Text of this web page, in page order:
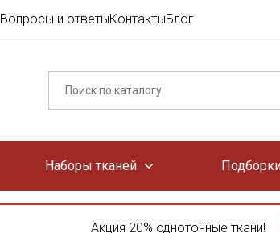
Вопросы и ответыКонтактыБлог
Наборы тканей
Акция 20% однотонные ткани!